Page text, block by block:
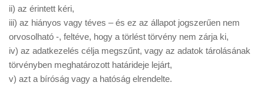
ii) az érintett kéri,
iii) az hiányos vagy téves – és ez az állapot jogszerűen nem
orvosolható -, feltéve, hogy a törlést törvény nem zárja ki,
iv) az adatkezelés célja megszűnt, vagy az adatok tárolásának
törvényben meghatározott határideje lejárt,
v) azt a bíróság vagy a hatóság elrendelte.